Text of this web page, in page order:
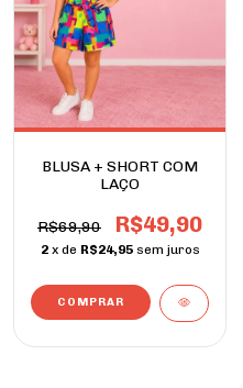
BLUSA + SHORT COM
LAÇO
R$69,90 R$49,90
2 x de R$24,95 sem juros
COMPRAR